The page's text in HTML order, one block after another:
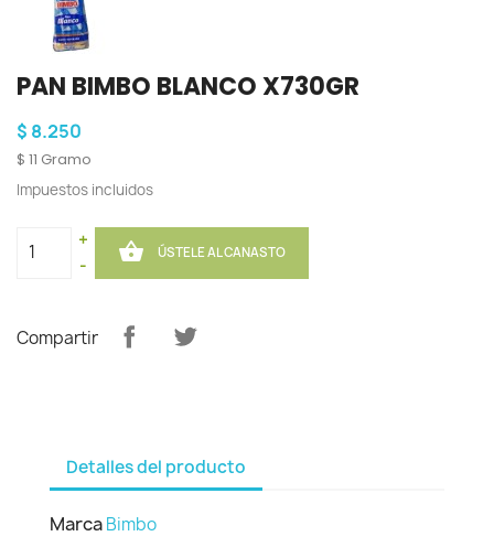
PAN BIMBO BLANCO X730GR
$ 8.250
$ 11 Gramo
Impuestos incluidos
+
-
 ÚSTELE AL CANASTO
Compartir
Detalles del producto
MarcaBimbo